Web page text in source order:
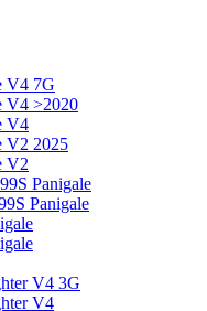
V4 7G
V4 >2020
V4
V2 2025
V2
Panigale
Panigale
V4 3G
V4